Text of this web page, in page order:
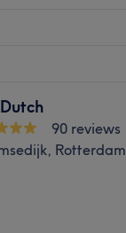
90 reviews
Rotterdam